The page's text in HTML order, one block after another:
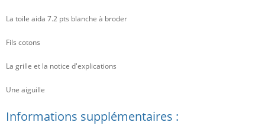
La toile aida 7.2 pts blanche à broder
Fils cotons
La grille et la notice d'explications
Une aiguille
Informations supplémentaires :